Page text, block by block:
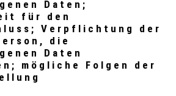
Daten;
für den
Verpflichtung der
die
Daten
mögliche Folgen der